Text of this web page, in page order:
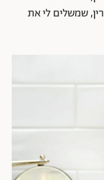
שמשלים לי את